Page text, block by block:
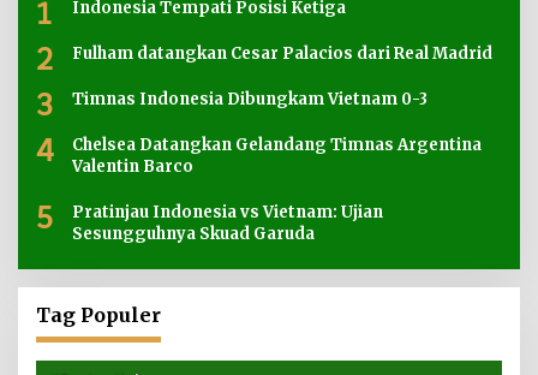
1 Indonesia Tempati Posisi Ketiga
2 Fulham datangkan Cesar Palacios dari Real Madrid
3 Timnas Indonesia Dibungkam Vietnam 0-3
4
Chelsea Datangkan Gelandang Timnas Argentina
Valentin Barco
5
Pratinjau Indonesia vs Vietnam: Ujian
Sesungguhnya Skuad Garuda
Tag Populer